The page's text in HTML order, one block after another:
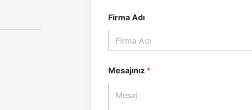
Firma Adı
Mesajınız *